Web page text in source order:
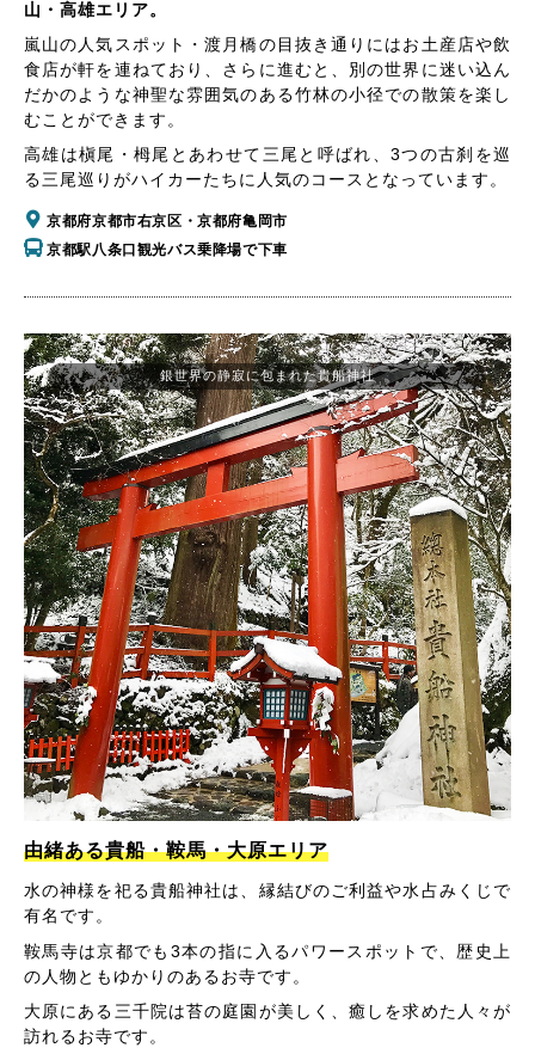
山・高雄エリア。
嵐山の人気スポット・渡月橋の目抜き通りにはお土産店や飲
食店が軒を連ねており、さらに進むと、別の世界に迷い込ん
だかのような神聖な雰囲気のある竹林の小径での散策を楽し
むことができます。
高雄は槇尾・栂尾とあわせて三尾と呼ばれ、3つの古刹を巡
る三尾巡りがハイカーたちに人気のコースとなっています。
京都府京都市右京区・京都府亀岡市
京都駅八条口観光バス乗降場で下車
由緒ある貴船・鞍馬・大原エリア
水の神様を祀る貴船神社は、縁結びのご利益や水占みくじで
有名です。
鞍馬寺は京都でも3本の指に入るパワースポットで、歴史上
の人物ともゆかりのあるお寺です。
大原にある三千院は苔の庭園が美しく、癒しを求めた人々が
訪れるお寺です。
銀世界の静寂に包まれた貴船神社